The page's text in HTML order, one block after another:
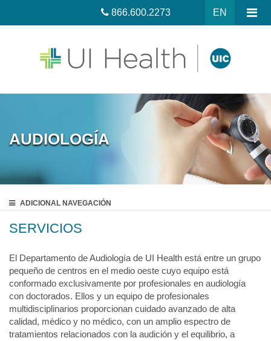
EN
866.600.2273
AUDIOLOGÍA
ADICIONAL NAVEGACIÓN
SERVICIOS
El Departamento de Audiología de UI Health está entre un grupo
pequeño de centros en el medio oeste cuyo equipo está
conformado exclusivamente por profesionales en audiología
con doctorados. Ellos y un equipo de profesionales
multidisciplinarios proporcionan cuidado avanzado de alta
calidad, médico y no médico, con un amplio espectro de
tratamientos relacionados con la audición y el equilibrio, a